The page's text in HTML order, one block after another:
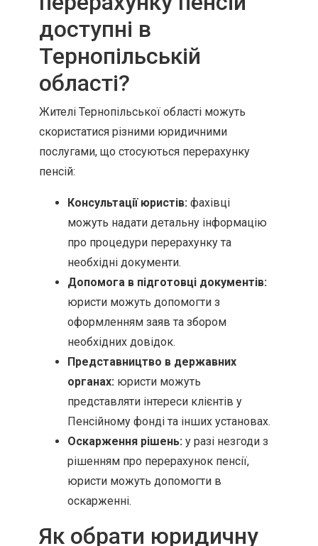
доступні в
Тернопільській
області?
Жителі Тернопільської області можуть
скористатися різними юридичними
послугами, що стосуються перерахунку
пенсій:
Консультації юристів: фахівці
можуть надати детальну інформацію
про процедури перерахунку та
необхідні документи.
Допомога в підготовці документів:
юристи можуть допомогти з
оформленням заяв та збором
необхідних довідок.
Представництво в державних
органах: юристи можуть
представляти інтереси клієнтів у
Пенсійному фонді та інших установах.
Оскарження рішень: у разі незгоди з
рішенням про перерахунок пенсії,
юристи можуть допомогти в
оскарженні.
Як обрати юридичну